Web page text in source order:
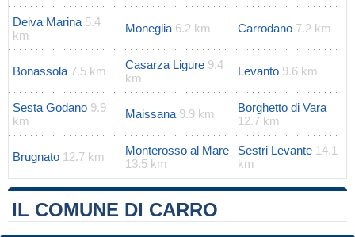
Deiva Marina 5.4
km
Moneglia 6.2 km Carrodano 7.2 km
Bonassola 7.5 km Casarza Ligure 9.4
km
Levanto 9.6 km
Sesta Godano 9.9
km
Maissana 9.9 km
Borghetto di Vara
12.7 km
Brugnato 12.7 km
Monterosso al Mare
13.5 km
Sestri Levante 14.1
km
IL COMUNE DI CARRO